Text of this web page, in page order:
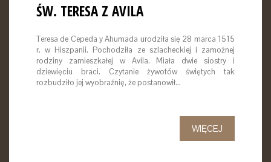
ŚW. TERESA Z AVILA
Teresa de Cepeda y Ahumada urodziła się 28 marca 1515
r. w Hiszpanii. Pochodziła ze szlacheckiej i zamożnej
rodziny zamieszkałej w Avila. Miała dwie siostry i
dziewięciu braci. Czytanie żywotów świętych tak
rozbudziło jej wyobraźnię, że postanowił…
WIĘCEJ